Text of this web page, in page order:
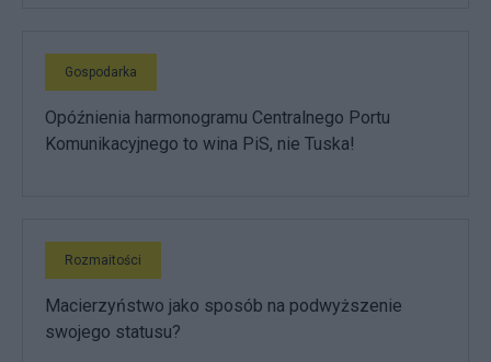
Gospodarka
Opóźnienia harmonogramu Centralnego Portu
Komunikacyjnego to wina PiS, nie Tuska!
Rozmaitości
Macierzyństwo jako sposób na podwyższenie
swojego statusu?